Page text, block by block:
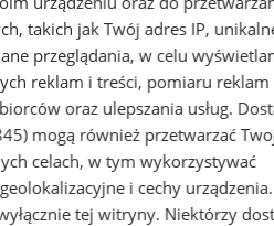
działa. To jednak
takich jak Twój adres IP,
przeglądania, w celu
reklam i treści, pomiaru reklam
oraz ulepszania usług.
mogą również przetwarzać
celach, w tym wykorzystywać
i cechy
tej witryny. Niektórzy